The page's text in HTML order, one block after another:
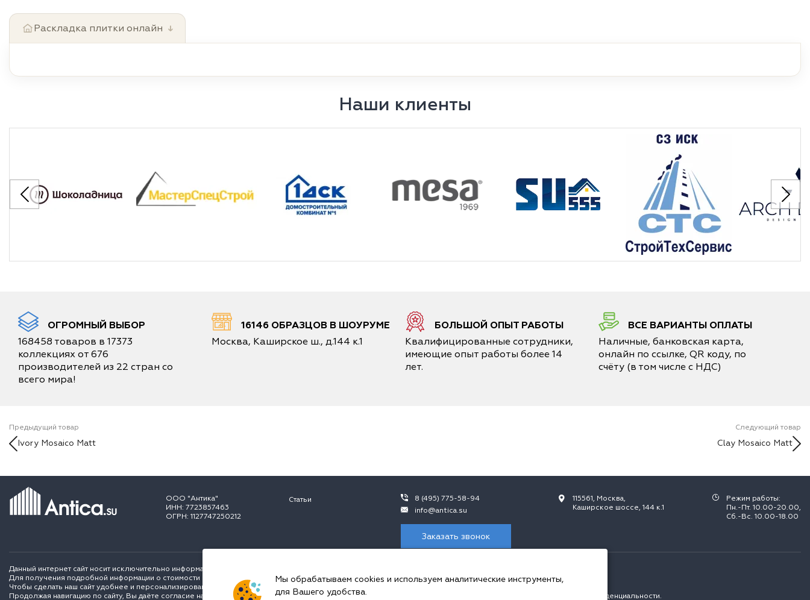
Раскладка плитки онлайн ↓
Наши клиенты
ОГРОМНЫЙ ВЫБОР
168458 товаров в 17373
коллекциях от 676
производителей из 22 стран со
всего мира!
16146 ОБРАЗЦОВ В ШОУРУМЕ
Москва, Каширское ш., д.144 к.1
БОЛЬШОЙ ОПЫТ РАБОТЫ
Квалифицированные сотрудники,
имеющие опыт работы более 14
лет.
ВСЕ ВАРИАНТЫ ОПЛАТЫ
Наличные, банковская карта,
онлайн по ссылке, QR коду, по
счёту (в том числе с НДС)
Предыдущий товар
Ivory Mosaico Matt
Следующий товар
Clay Mosaico Matt
ООО "Антика"
ИНН: 7723857463
ОГРН: 1127747250212
Статьи
8 (495) 775-58-94
info@antica.su
Заказать звонок
115561, Москва,
Каширское шоссе, 144 к.1
Режим работы:
Пн.-Пт. 10.00-20.00,
Сб.-Вс. 10.00-18.00
Данный интернет сайт носит исключительно информационный характер и не является публичной офертой, в контексте положений ч.2 ст. 437 ГК РФ.
Для получения подробной информации о стоимости и сроках выполнения просьба обращаться к сотрудникам ООО «Антика».
Чтобы сделать наш сайт удобнее и персонализированее для вас мы используем cookies и аналитические инструменты.
Продолжая навигацию по сайту, Вы даёте согласие на обработку персональных данных и соглашаетесь с
политикой конфиденциальности.
Мы обрабатываем cookies и используем аналитические инструменты,
для Вашего удобства.